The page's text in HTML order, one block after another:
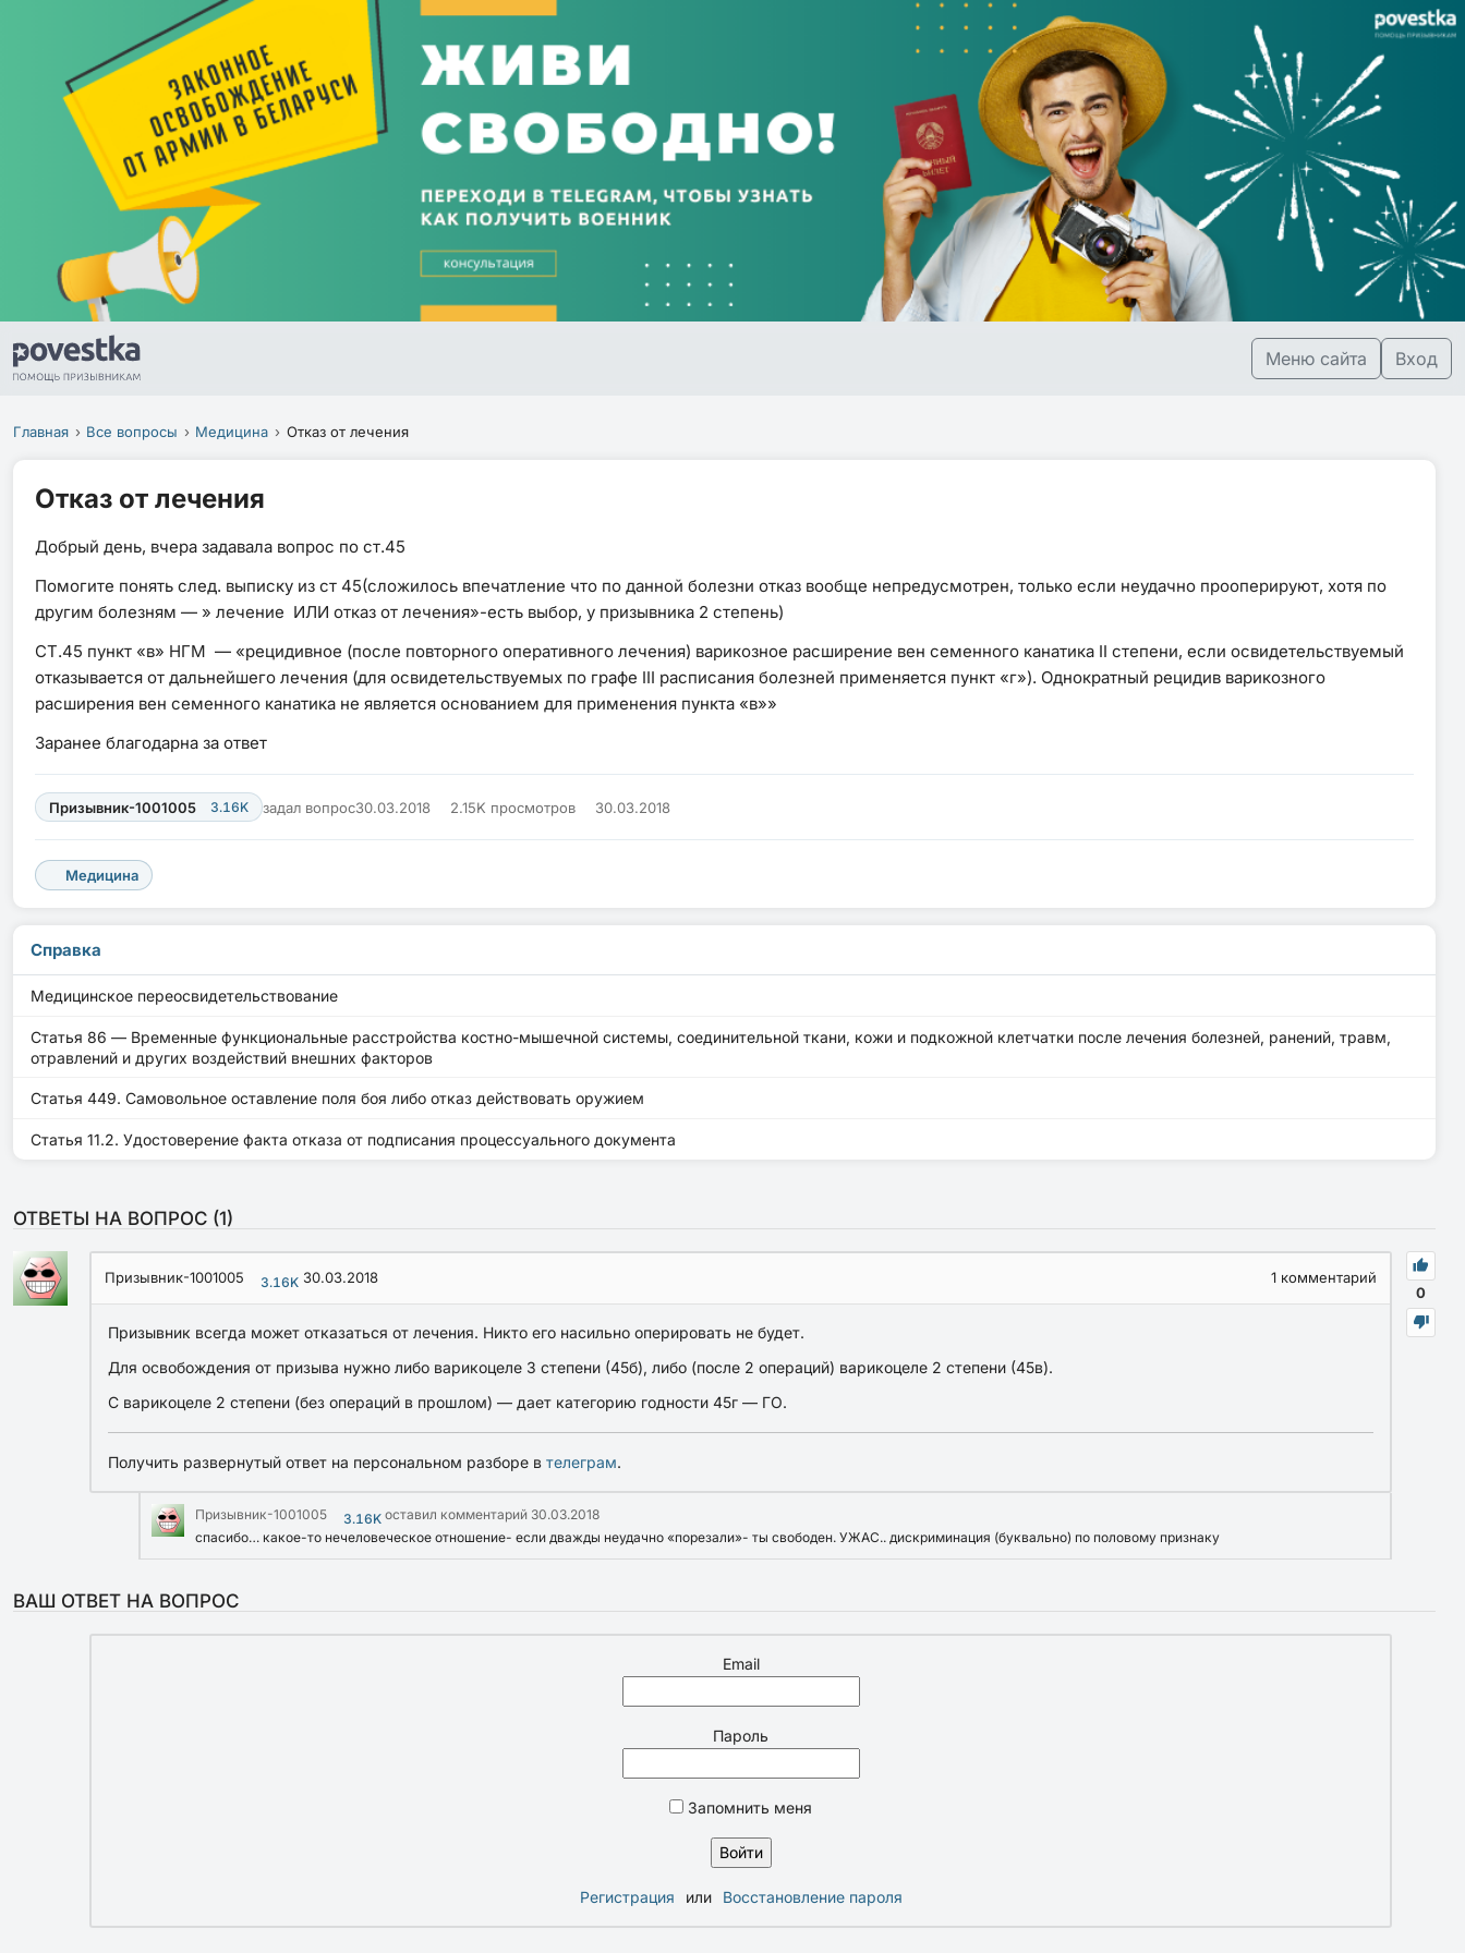
Меню сайта Вход
Главная Все вопросы Медицина Отказ от лечения
Отказ от лечения
Добрый день, вчера задавала вопрос по ст.45
Помогите понять след. выписку из ст 45(сложилось впечатление что по данной болезни отказ вообще непредусмотрен, только если неудачно прооперируют, хотя по
другим болезням — » лечение ИЛИ отказ от лечения»-есть выбор, у призывника 2 степень)
СТ.45 пункт «в» НГМ — «рецидивное (после повторного оперативного лечения) варикозное расширение вен семенного канатика II степени, если освидетельствуемый
отказывается от дальнейшего лечения (для освидетельствуемых по графе III расписания болезней применяется пункт «г»). Однократный рецидив варикозного
расширения вен семенного канатика не является основанием для применения пункта «в»»
Заранее благодарна за ответ
Призывник-1001005 3.16K задал вопрос30.03.2018 2.15K просмотров 30.03.2018
Медицина
Справка
Медицинское переосвидетельствование
Статья 86 — Временные функциональные расстройства костно-мышечной системы, соединительной ткани, кожи и подкожной клетчатки после лечения болезней, ранений, травм,
отравлений и других воздействий внешних факторов
Статья 449. Самовольное оставление поля боя либо отказ действовать оружием
Статья 11.2. Удостоверение факта отказа от подписания процессуального документа
ОТВЕТЫ НА ВОПРОС (1)
0
Призывник-1001005 3.16K 30.03.2018 1 комментарий
Призывник всегда может отказаться от лечения. Никто его насильно оперировать не будет.
Для освобождения от призыва нужно либо варикоцеле 3 степени (45б), либо (после 2 операций) варикоцеле 2 степени (45в).
С варикоцеле 2 степени (без операций в прошлом) — дает категорию годности 45г — ГО.
Получить развернутый ответ на персональном разборе в телеграм.
Призывник-1001005 3.16K оставил комментарий 30.03.2018
спасибо… какое-то нечеловеческое отношение- если дважды неудачно «порезали»- ты свободен. УЖАС.. дискриминация (буквально) по половому признаку
ВАШ ОТВЕТ НА ВОПРОС
Email
Пароль
Запомнить меня
Регистрация или Восстановление пароля